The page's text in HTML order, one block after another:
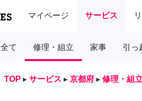
マイページ サービス
全て 修理・組立 家事 引っ
TOP ▸ サービス ▸ 京都府 ▸ 修理・組立